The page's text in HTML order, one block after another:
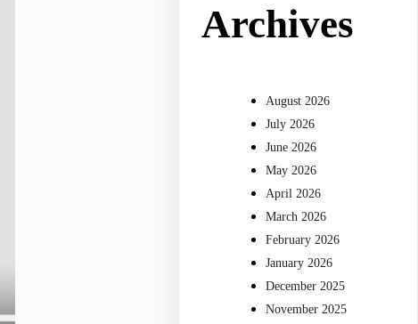
Archives
August 2026
July 2026
June 2026
May 2026
April 2026
March 2026
February 2026
January 2026
December 2025
November 2025